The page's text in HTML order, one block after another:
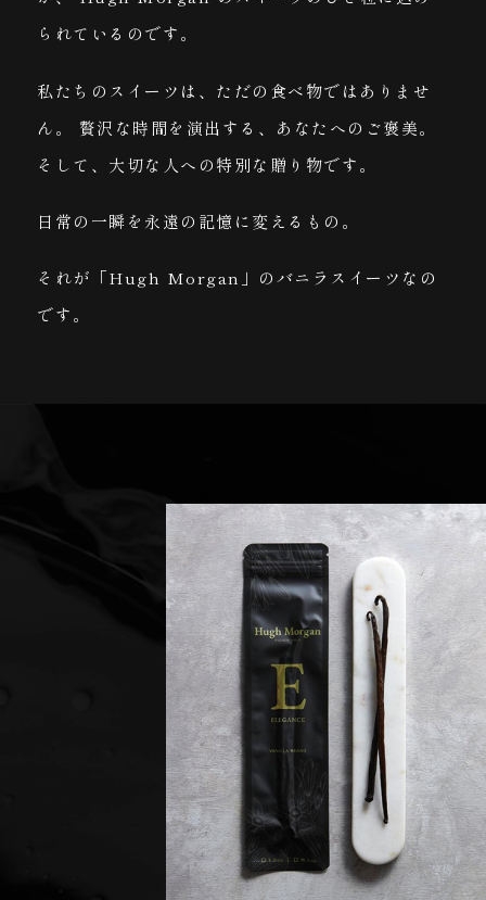
られているのです。
私たちのスイーツは、ただの食べ物ではありませ
ん。
贅沢な時間を演出する、あなたへのご褒美。
そして、大切な人への特別な贈り物です。
日常の一瞬を永遠の記憶に変えるもの。
それが「Hugh Morgan」のバニラスイーツなの
です。